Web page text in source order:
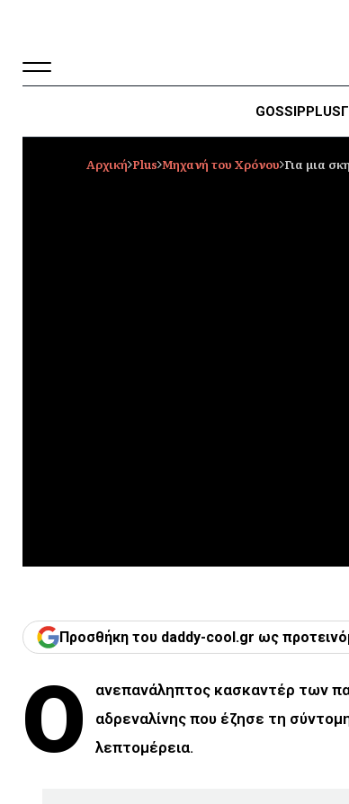
GOSSIPPLUS
Αρχική Plus Μηχανή του Χρόνου Για μια
Προσθήκη του daddy-cool.gr ως
Ο
ανεπανάληπτος κασκαντέρ των
αδρεναλίνης που έζησε τη
λεπτομέρεια.